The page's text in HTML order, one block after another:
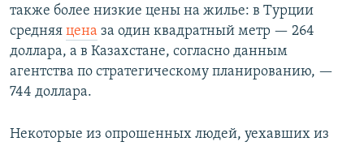
также более низкие цены на жилье: в Турции
средняя цена за один квадратный метр — 264
доллара, а в Казахстане, согласно данным
агентства по стратегическому планированию, —
744 доллара.
Некоторые из опрошенных людей, уехавших из